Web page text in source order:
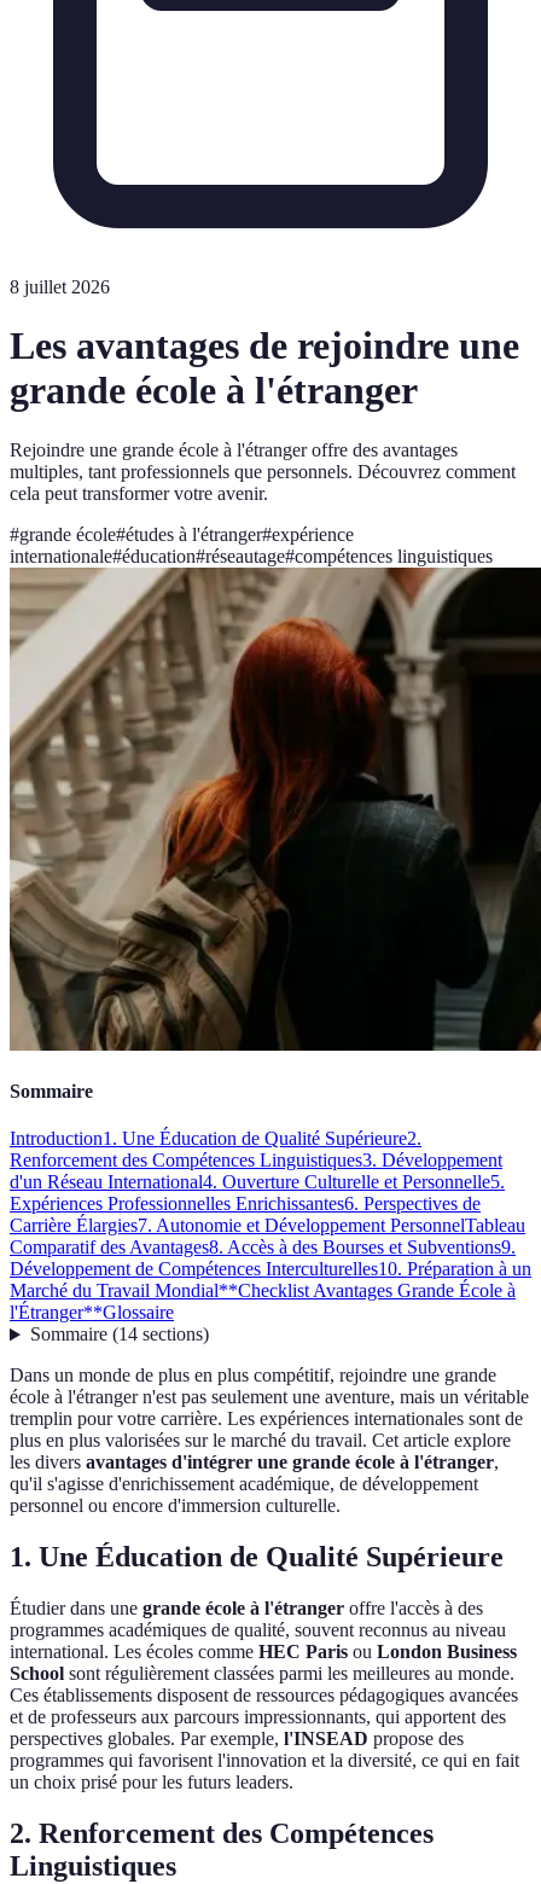
8 juillet 2026
Les avantages de rejoindre une
grande école à l'étranger
Rejoindre une grande école à l'étranger offre des avantages
multiples, tant professionnels que personnels. Découvrez comment
cela peut transformer votre avenir.
#grande école#études à l'étranger#expérience
internationale#éducation#réseautage#compétences linguistiques
Sommaire
Introduction1. Une Éducation de Qualité Supérieure2.
Renforcement des Compétences Linguistiques3. Développement
d'un Réseau International4. Ouverture Culturelle et Personnelle5.
Expériences Professionnelles Enrichissantes6. Perspectives de
Carrière Élargies7. Autonomie et Développement PersonnelTableau
Comparatif des Avantages8. Accès à des Bourses et Subventions9.
Développement de Compétences Interculturelles10. Préparation à un
Marché du Travail Mondial**Checklist Avantages Grande École à
l'Étranger**Glossaire
Sommaire(14 sections)
Dans un monde de plus en plus compétitif, rejoindre une grande
école à l'étranger n'est pas seulement une aventure, mais un véritable
tremplin pour votre carrière. Les expériences internationales sont de
plus en plus valorisées sur le marché du travail. Cet article explore
les divers avantages d'intégrer une grande école à l'étranger,
qu'il s'agisse d'enrichissement académique, de développement
personnel ou encore d'immersion culturelle.
1. Une Éducation de Qualité Supérieure
Étudier dans une grande école à l'étranger offre l'accès à des
programmes académiques de qualité, souvent reconnus au niveau
international. Les écoles comme HEC Paris ou London Business
School sont régulièrement classées parmi les meilleures au monde.
Ces établissements disposent de ressources pédagogiques avancées
et de professeurs aux parcours impressionnants, qui apportent des
perspectives globales. Par exemple, l'INSEAD propose des
programmes qui favorisent l'innovation et la diversité, ce qui en fait
un choix prisé pour les futurs leaders.
2. Renforcement des Compétences
Linguistiques